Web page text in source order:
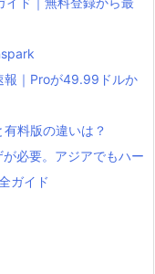
報｜Proが49.99ドルか
料版の違いは？
必要。アジアでもハー
ガイド